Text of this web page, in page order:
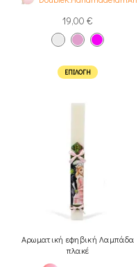
19,00 €
ΕΠΙΛΟΓΉ
Αρωματική εφηβική Λαμπάδα
πλακέ